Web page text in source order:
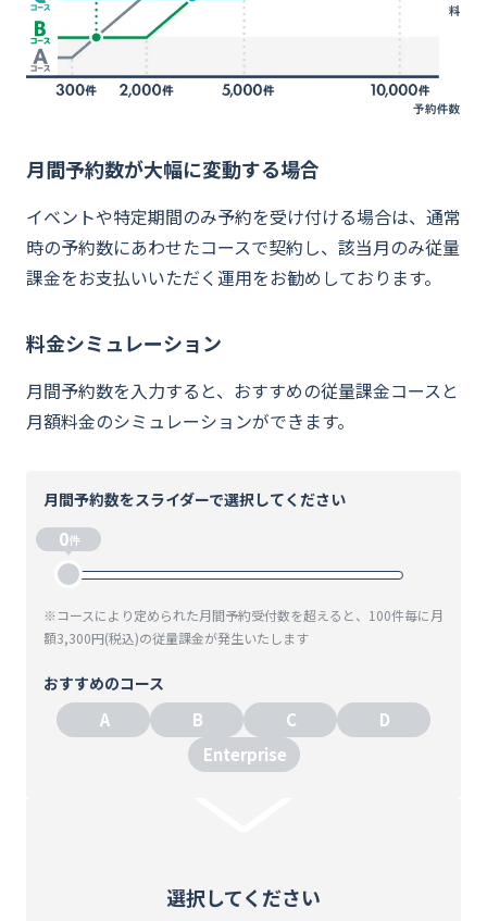
月間予約数が大幅に変動する場合
イベントや特定期間のみ予約を受け付ける場合は、通常
時の予約数にあわせたコースで契約し、該当月のみ従量
課金をお支払いいただく運用をお勧めしております。
料金シミュレーション
月間予約数を入力すると、おすすめの従量課金コースと
月額料金のシミュレーションができます。
月間予約数をスライダーで選択してください
0件
※コースにより定められた月間予約受付数を超えると、100件毎に月
額3,300円(税込)の従量課金が発生いたします
おすすめのコース
A B C
D
Enterprise
選択してください